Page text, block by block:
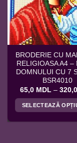
BRODERIE CU
RELIGIOASA A4 –
DOMNULUI CU 7
BSR4010
65,0 MDL – 320,0
SELECTEAZĂ